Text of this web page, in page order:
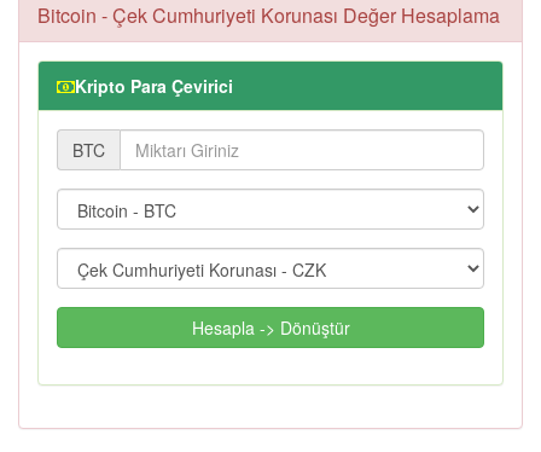
Bitcoin - Çek Cumhuriyeti Korunası Değer Hesaplama
Kripto Para Çevirici
BTC
Hesapla -> Dönüştür